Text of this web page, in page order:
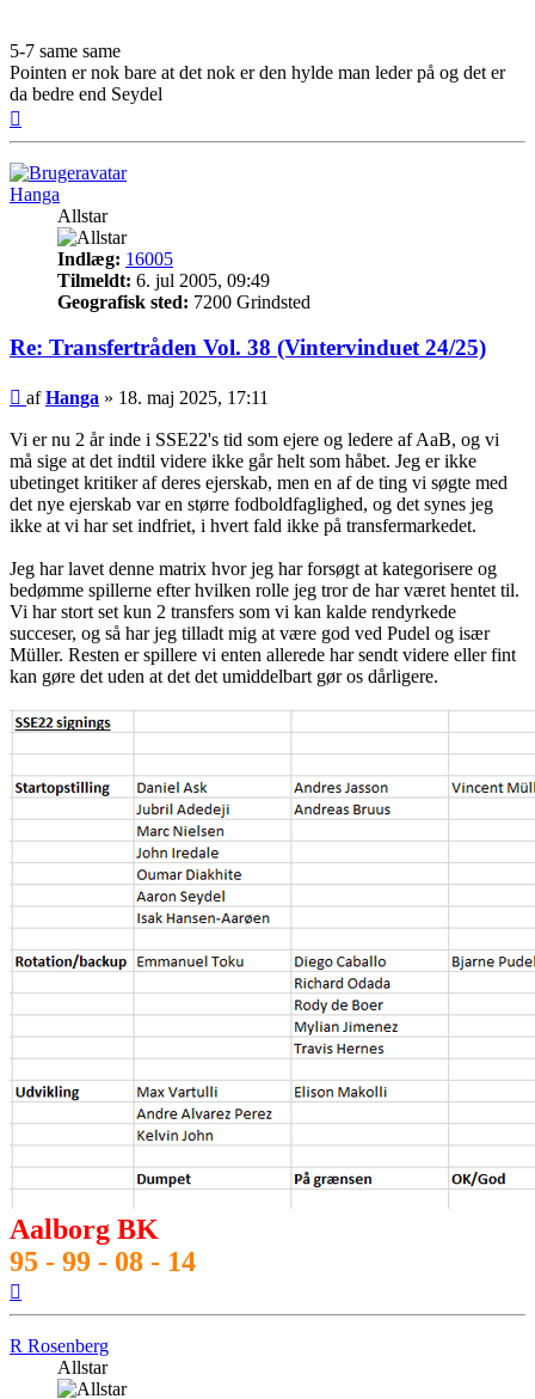
5-7 same same
Pointen er nok bare at det nok er den hylde man leder på og det er
da bedre end Seydel
Hanga
Allstar
Indlæg: 16005
Tilmeldt: 6. jul 2005, 09:49
Geografisk sted: 7200 Grindsted
Re: Transfertråden Vol. 38 (Vintervinduet 24/25)
Indlæg
afHanga » 18. maj 2025, 17:11
Vi er nu 2 år inde i SSE22's tid som ejere og ledere af AaB, og vi
må sige at det indtil videre ikke går helt som håbet. Jeg er ikke
ubetinget kritiker af deres ejerskab, men en af de ting vi søgte med
det nye ejerskab var en større fodboldfaglighed, og det synes jeg
ikke at vi har set indfriet, i hvert fald ikke på transfermarkedet.
Jeg har lavet denne matrix hvor jeg har forsøgt at kategorisere og
bedømme spillerne efter hvilken rolle jeg tror de har været hentet til.
Vi har stort set kun 2 transfers som vi kan kalde rendyrkede
succeser, og så har jeg tilladt mig at være god ved Pudel og især
Müller. Resten er spillere vi enten allerede har sendt videre eller fint
kan gøre det uden at det det umiddelbart gør os dårligere.
Aalborg BK
95 - 99 - 08 - 14
R Rosenberg
Allstar